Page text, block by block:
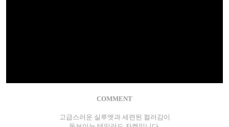
COMMENT
고급스러운 실루엣과 세련된 컬러감이